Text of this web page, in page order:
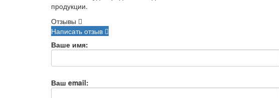
продукции.
Отзывы
Написать отзыв
Ваше имя:
Ваш email: